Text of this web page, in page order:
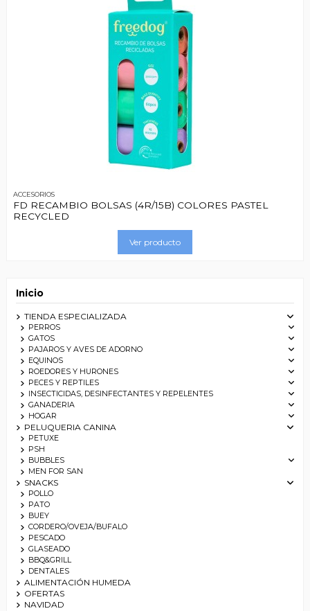
ACCESORIOS
FD RECAMBIO BOLSAS (4R/15B) COLORES PASTEL
RECYCLED
Ver producto
Inicio
TIENDA ESPECIALIZADA
PERROS
GATOS
PAJAROS Y AVES DE ADORNO
EQUINOS
ROEDORES Y HURONES
PECES Y REPTILES
INSECTICIDAS, DESINFECTANTES Y REPELENTES
GANADERIA
HOGAR
PELUQUERIA CANINA
PETUXE
PSH
BUBBLES
MEN FOR SAN
SNACKS
POLLO
PATO
BUEY
CORDERO/OVEJA/BUFALO
PESCADO
GLASEADO
BBQ&GRILL
DENTALES
ALIMENTACIÓN HUMEDA
OFERTAS
NAVIDAD